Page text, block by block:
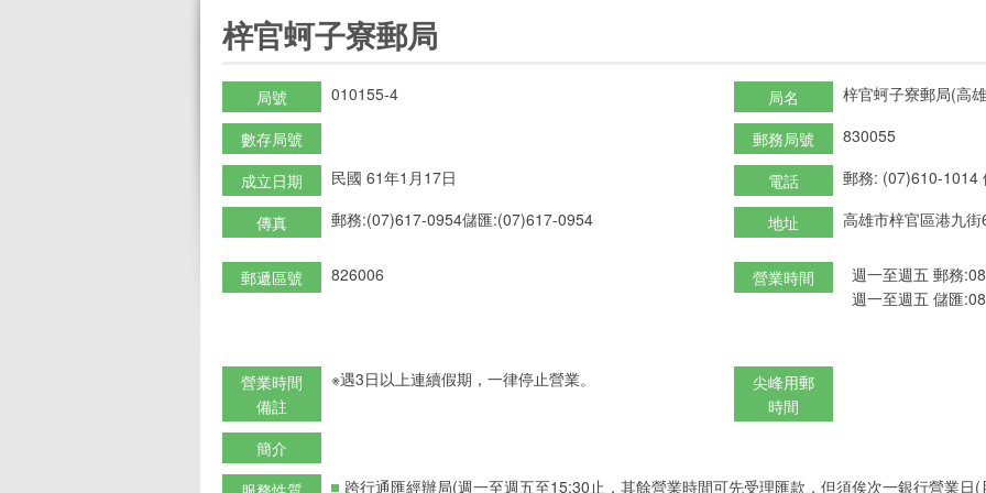
梓官蚵子寮郵局
局號 010155-4 局名 梓官蚵子寮郵局(高
數存局號 郵務局號 830055
成立日期 民國 61年1月17日 電話 郵務: (07)610-1014
傳真 郵務:(07)617-0954儲匯:(07)617-0954 地址 高雄市梓官區港九
郵遞區號 826006 營業時間
週一至週五 郵務
週一至週五 儲匯
營業時間
備註
※遇3日以上連續假期，一律停止營業。
尖峰用郵
時間
簡介
跨行通匯經辦局(週一至週五至15:30止，其餘營業時間可先受理匯款，但須俟次一銀行營業日